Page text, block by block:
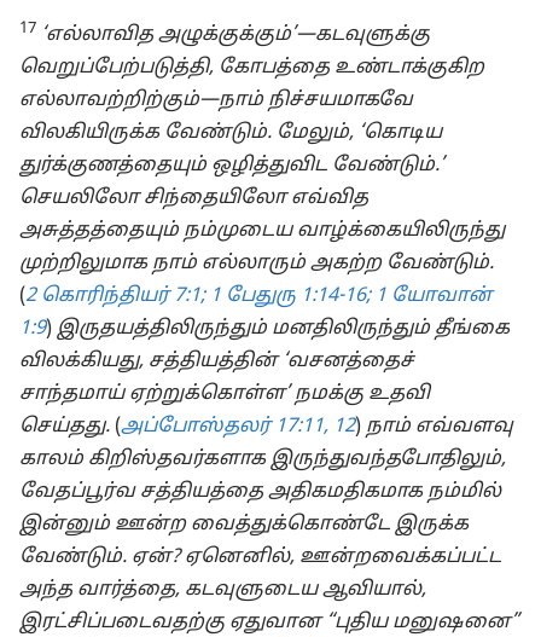
17 ‘எல்லாவித அழுக்குக்கும்’—கடவுளுக்கு
வெறுப்பேற்படுத்தி, கோபத்தை உண்டாக்குகிற
எல்லாவற்றிற்கும்—நாம் நிச்சயமாகவே
விலகியிருக்க வேண்டும். மேலும், ‘கொடிய
துர்க்குணத்தையும் ஒழித்துவிட வேண்டும்.’
செயலிலோ சிந்தையிலோ எவ்வித
அசுத்தத்தையும் நம்முடைய வாழ்க்கையிலிருந்து
முற்றிலுமாக நாம் எல்லாரும் அகற்ற வேண்டும்.
(2 கொரிந்தியர் 7:1; 1 பேதுரு 1:14-16; 1 யோவான்
1:9) இருதயத்திலிருந்தும் மனதிலிருந்தும் தீங்கை
விலக்கியது, சத்தியத்தின் ‘வசனத்தைச்
சாந்தமாய் ஏற்றுக்கொள்ள’ நமக்கு உதவி
செய்தது. (அப்போஸ்தலர் 17:11, 12) நாம் எவ்வளவு
காலம் கிறிஸ்தவர்களாக இருந்துவந்தபோதிலும்,
வேதப்பூர்வ சத்தியத்தை அதிகமதிகமாக நம்மில்
இன்னும் ஊன்ற வைத்துக்கொண்டே இருக்க
வேண்டும். ஏன்? ஏனெனில், ஊன்றவைக்கப்பட்ட
அந்த வார்த்தை, கடவுளுடைய ஆவியால்,
இரட்சிப்படைவதற்கு ஏதுவான “புதிய மனுஷனை”